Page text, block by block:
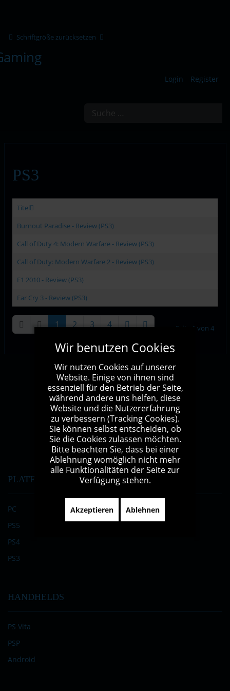
Schriftgröße zurücksetzen
Login Register
PS3
Titel
Burnout Paradise - Review (PS3)
Call of Duty 4: Modern Warfare - Review (PS3)
Call of Duty: Modern Warfare 2 - Review (PS3)
F1 2010 - Review (PS3)
Far Cry 3 - Review (PS3)
Seite 1 von 4
1 2 3 4
Impressum Kontakt Sitemap
PLATFORMS
PC
PS5
PS4
PS3
HANDHELDS
PS Vita
PSP
Android
Wir benutzen Cookies
Wir nutzen Cookies auf unserer
Website. Einige von ihnen sind
essenziell für den Betrieb der Seite,
während andere uns helfen, diese
Website und die Nutzererfahrung
zu verbessern (Tracking Cookies).
Sie können selbst entscheiden, ob
Sie die Cookies zulassen möchten.
Bitte beachten Sie, dass bei einer
Ablehnung womöglich nicht mehr
alle Funktionalitäten der Seite zur
Verfügung stehen.
Akzeptieren Ablehnen